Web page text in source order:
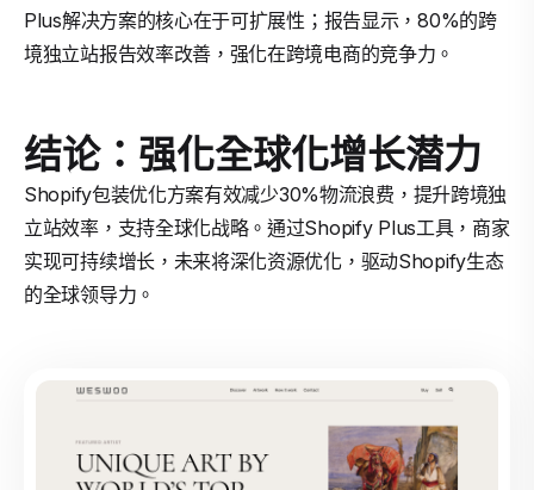
Plus解决方案的核心在于可扩展性；报告显示，80%的跨
境独立站报告效率改善，强化在跨境电商的竞争力。
结论：强化全球化增长潜力
Shopify包装优化方案有效减少30%物流浪费，提升跨境独
立站效率，支持全球化战略。通过Shopify Plus工具，商家
实现可持续增长，未来将深化资源优化，驱动Shopify生态
的全球领导力。